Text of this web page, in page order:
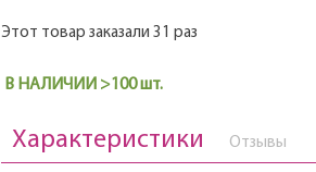
Этот товар заказали 31 раз
В НАЛИЧИИ >100 шт.
Характеристики Отзывы